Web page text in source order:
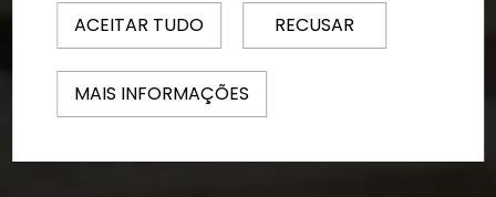
ACEITAR TUDO RECUSAR
MAIS INFORMAÇÕES